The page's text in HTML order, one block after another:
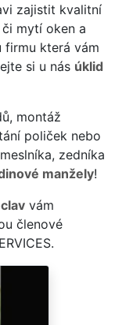
zajistit kvalitní
mytí oken a
firmu která vám
si u nás úklid
montáž
poliček nebo
zedníka
manžely!
vám
členové